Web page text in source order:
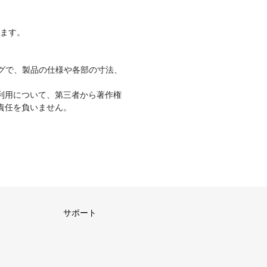
す。
、製品の仕様や各部の寸法、
用について、第三者から著作権
を負いません。
サポート